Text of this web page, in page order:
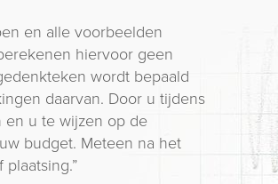
en alle voorbeelden
hiervoor geen
wordt bepaald
daarvan. Door u tijdens
en u te wijzen op de
budget. Meteen na het